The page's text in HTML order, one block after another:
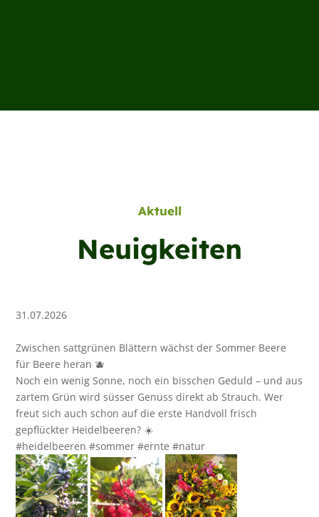
Aktuell
Neuigkeiten
31.07.2026
Zwischen sattgrünen Blättern wächst der Sommer Beere
für Beere heran 🫐
Noch ein wenig Sonne, noch ein bisschen Geduld – und aus
zartem Grün wird süsser Genuss direkt ab Strauch. Wer
freut sich auch schon auf die erste Handvoll frisch
gepflückter Heidelbeeren? ☀️